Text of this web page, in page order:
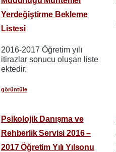
Yerdeğiştirme Bekleme
Listesi
2016-2017 Öğretim yılı
itirazlar sonucu oluşan liste
ektedir.
görüntüle
Psikolojik Danışma ve
Rehberlik Servisi 2016 –
2017 Öğretim Yılı Yılsonu